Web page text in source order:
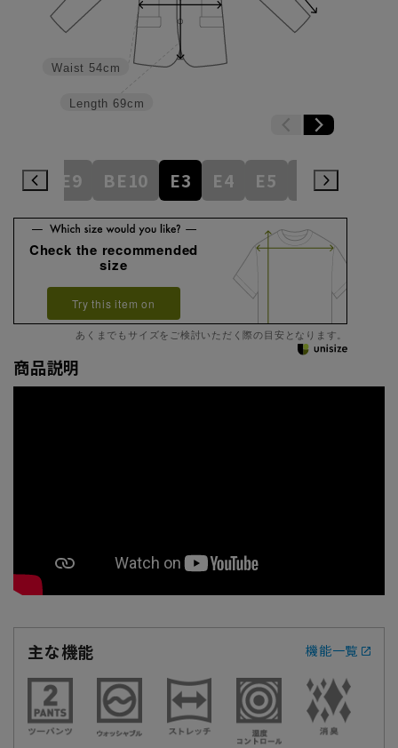
Length 69cm
Waist 54cm
BE9 BE10 E3 E4 E5 E6
Check the recommended
size
Try this item on
あくまでもサイズをご検討いただく際の目安となります。
商品説明
主な機能 機能一覧